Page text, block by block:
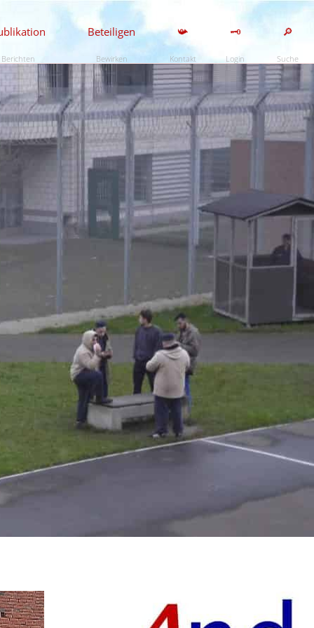
Berichten
Beteiligen
Bewirken
📯
Kontakt
🗝️
Login
🔎
Suche